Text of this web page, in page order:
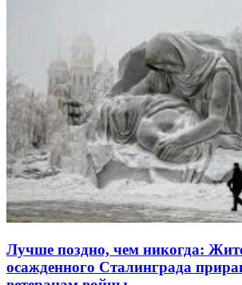
Лучше поздно, чем никогда:
осажденного Сталинграда